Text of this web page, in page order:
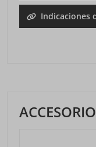
Indicaciones